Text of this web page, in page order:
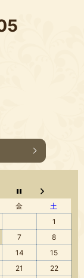
金
土
1
7
8
14
15
21
22